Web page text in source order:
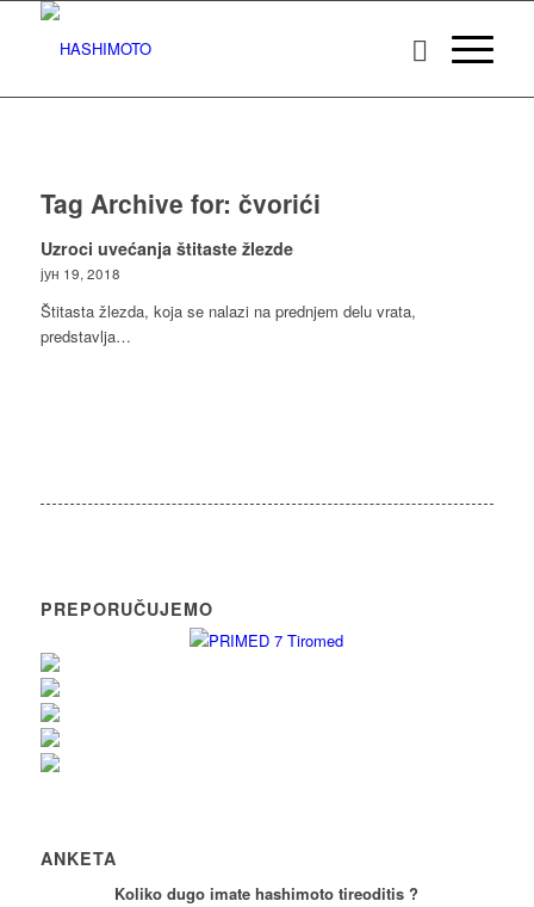
Tag Archive for: čvorići
Uzroci uvećanja štitaste žlezde
јун 19, 2018
Štitasta žlezda, koja se nalazi na prednjem delu vrata,
predstavlja…
PREPORUČUJEMO
ANKETA
Koliko dugo imate hashimoto tireoditis ?